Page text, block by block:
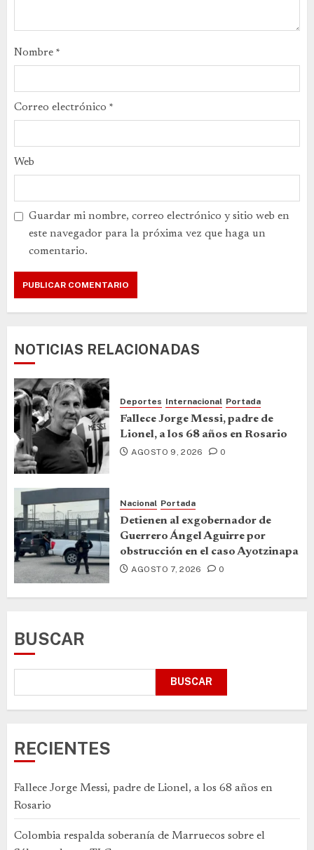
Nombre *
Correo electrónico *
Web
Guardar mi nombre, correo electrónico y sitio web en
este navegador para la próxima vez que haga un
comentario.
NOTICIAS RELACIONADAS
Deportes Internacional Portada
Fallece Jorge Messi, padre de
Lionel, a los 68 años en Rosario
AGOSTO 9, 2026 0
Nacional Portada
Detienen al exgobernador de
Guerrero Ángel Aguirre por
obstrucción en el caso Ayotzinapa
AGOSTO 7, 2026 0
BUSCAR
BUSCAR
RECIENTES
Fallece Jorge Messi, padre de Lionel, a los 68 años en
Rosario
Colombia respalda soberanía de Marruecos sobre el